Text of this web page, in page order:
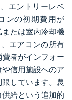
エントリーレベ
ンの初期費用が
または室内冷却機
エアコンの所有
者がインフォー
信用施設へのア
しています。農
給という追加的